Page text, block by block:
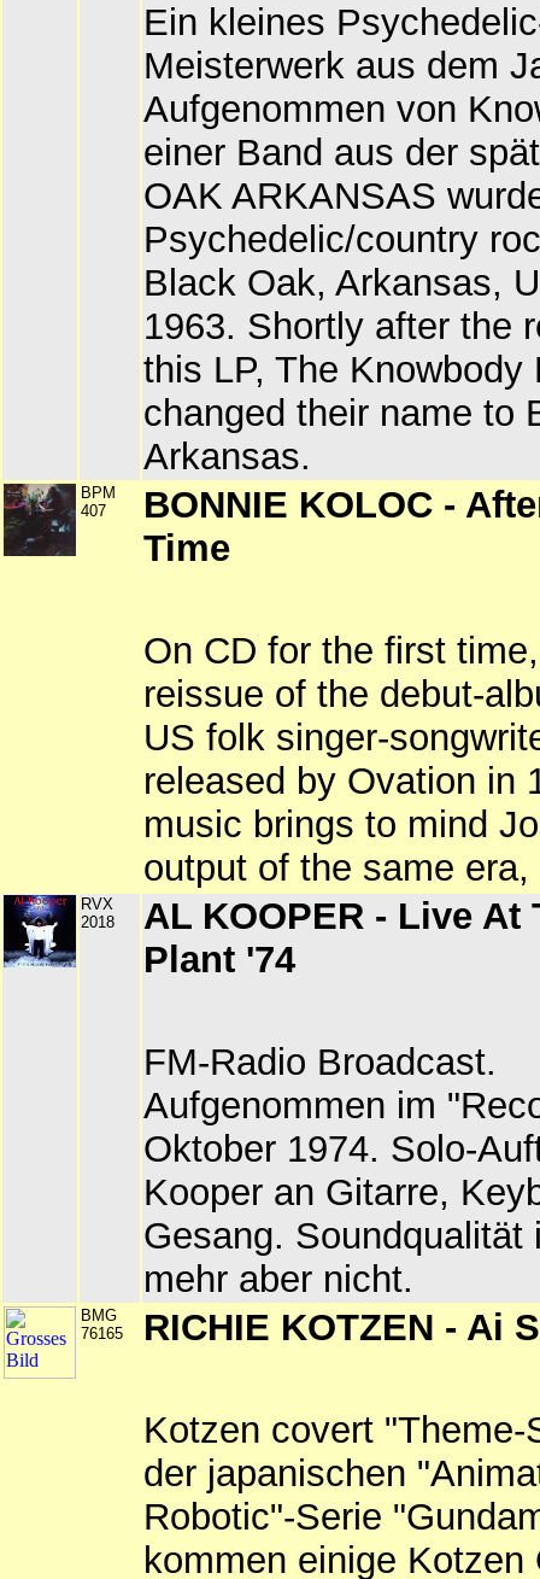
Ein kleines
Meisterwerk aus dem
Aufgenommen von
einer Band aus der
OAK ARKANSAS
Psychedelic/country
Black Oak, Arkansas,
1963. Shortly after the
this LP, The Knowbody
changed their name to
Arkansas.
BPM
407
BONNIE KOLOC -
Time
On CD for the first
reissue of the debut-
US folk singer-
released by Ovation in
music brings to mind
output of the same era,
RVX
2018
AL KOOPER - Live At
Plant '74
FM-Radio Broadcast.
Aufgenommen im
Oktober 1974. Solo-
Kooper an Gitarre,
Gesang. Soundqualität
mehr aber nicht.
BMG
76165
RICHIE KOTZEN - Ai
Kotzen covert "Theme-
der japanischen
Robotic"-Serie
kommen einige Kotzen